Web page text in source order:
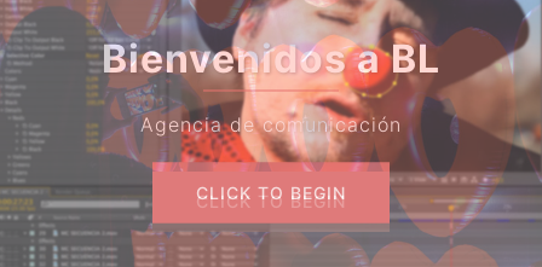
Bienvenidos a BL
Agencia de comunicación
CLICK TO BEGIN
CLICK TO BEGIN